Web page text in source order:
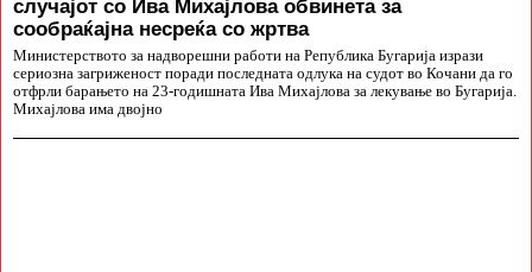
случајот со Ива Михајлова обвинета за
сообраќајна несреќа со жртва
Министерството за надворешни работи на Република Бугарија изрази
сериозна загриженост поради последната одлука на судот во Кочани да го
отфрли барањето на 23-годишната Ива Михајлова за лекување во Бугарија.
Михајлова има двојно